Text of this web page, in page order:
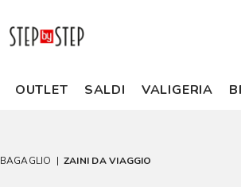
OUTLET SALDI VALIGERIA
BAGAGLIO | ZAINI DA VIAGGIO